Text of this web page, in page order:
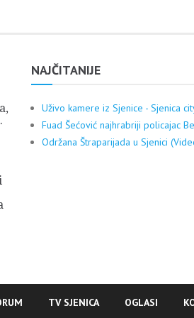
NAJČITANIJE
Uživo kamere iz Sjenice - Sjenica
Fuad Šećović najhrabriji policajac
Održana Štraparijada u Sjenici
TV SJENICA OGLASI